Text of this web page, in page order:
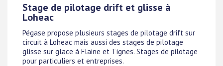
Stage de pilotage drift et glisse à
Loheac
Pégase propose plusieurs stages de pilotage drift sur
circuit à Loheac mais aussi des stages de pilotage
glisse sur glace à Flaine et Tignes. Stages de pilotage
pour particuliers et entreprises.